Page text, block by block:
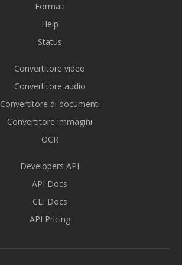
Formati
Help
Status
Convertitore video
Convertitore audio
Convertitore di documenti
Convertitore immagini
OCR
Developers API
API Docs
CLI Docs
API Pricing